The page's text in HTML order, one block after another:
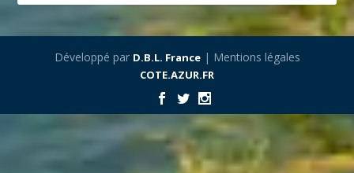
Développé par D.B.L. France| Mentions légales
COTE.AZUR.FR